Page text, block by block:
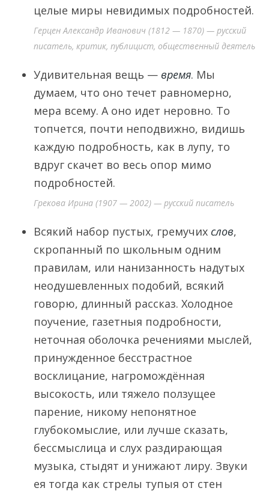
целые миры невидимых подробностей.
Герцен Александр Иванович (1812 — 1870) — русский
писатель, критик, публицист, общественный деятель
Удивительная вещь — время. Мы
думаем, что оно течет равномерно,
мера всему. А оно идет неровно. То
топчется, почти неподвижно, видишь
каждую подробность, как в лупу, то
вдруг скачет во весь опор мимо
подробностей.
Грекова Ирина (1907 — 2002) — русский писатель
Всякий набор пустых, гремучих слов,
скропанный по школьным одним
правилам, или нанизанность надутых
неодушевленных подобий, всякий
говорю, длинный рассказ. Холодное
поучение, газетныя подробности,
неточная оболочка речениями мыслей,
принужденное бесстрастное
восклицание, нагромождённая
высокость, или тяжело ползущее
парение, никому непонятное
глубокомыслие, или лучше сказать,
бессмыслица и слух раздирающая
музыка, стыдят и унижают лиру. Звуки
ея тогда как стрелы тупыя от стен